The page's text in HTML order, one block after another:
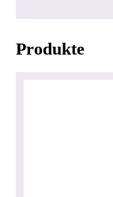
Produkte